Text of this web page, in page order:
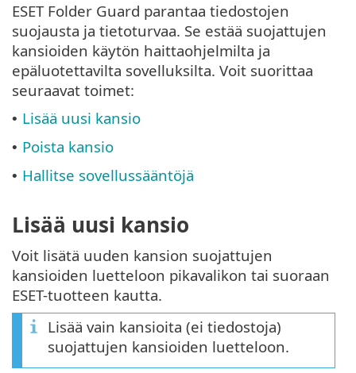
ESET Folder Guard parantaa tiedostojen
suojausta ja tietoturvaa. Se estää suojattujen
kansioiden käytön haittaohjelmilta ja
epäluotettavilta sovelluksilta. Voit suorittaa
seuraavat toimet:
• Lisää uusi kansio
• Poista kansio
• Hallitse sovellussääntöjä
Lisää uusi kansio
Voit lisätä uuden kansion suojattujen
kansioiden luetteloon pikavalikon tai suoraan
ESET-tuotteen kautta.
Lisää vain kansioita (ei tiedostoja)
suojattujen kansioiden luetteloon.